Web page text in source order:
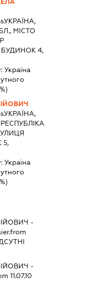
УКРАЇНА,
МІСТО
4,
Україна
УКРАЇНА,
5,
Україна
-
-
11.07.10